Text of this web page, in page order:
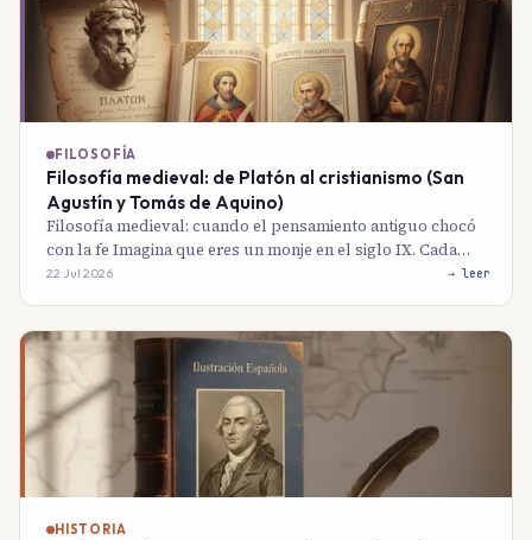
FILOSOFÍA
Filosofía medieval: de Platón al cristianismo (San
Agustín y Tomás de Aquino)
Filosofía medieval: cuando el pensamiento antiguo chocó
con la fe Imagina que eres un monje en el siglo IX. Cada…
22 Jul 2026 → leer
HISTORIA